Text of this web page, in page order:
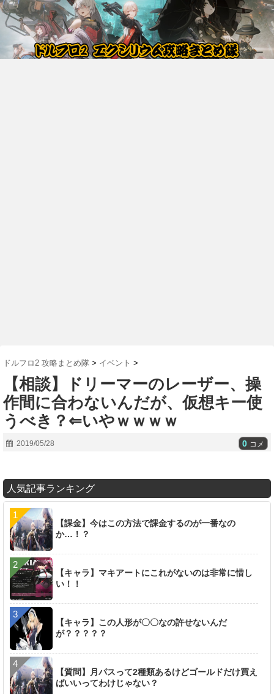
ドルフロ2 攻略まとめ隊 > イベント >
【相談】ドリーマーのレーザー、操
作間に合わないんだが、仮想キー使
うべき？⇐いやｗｗｗｗ
2019/05/28 0 コメ
人気記事ランキング
【課金】今はこの方法で課金するのが一番なの
か…！？
【キャラ】マキアートにこれがないのは非常に惜し
い！！
【キャラ】この人形が〇〇なの許せないんだ
が？？？？？
【質問】月パスって2種類あるけどゴールドだけ買え
ばいいってわけじゃない？